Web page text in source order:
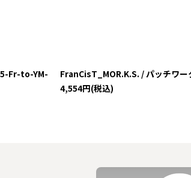
Fr-to-YM-
FranCisT_MOR.K.S. / パッチワ
4,554円(税込)